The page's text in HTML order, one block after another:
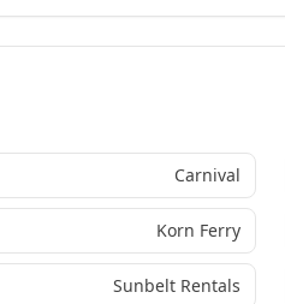
Carnival
Korn Ferry
Sunbelt Rentals